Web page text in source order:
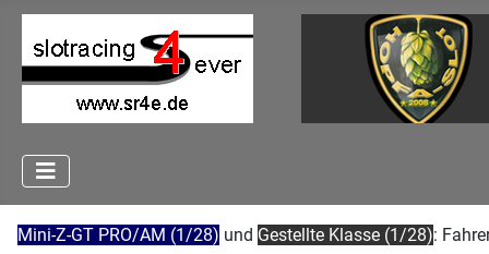
Mini-Z-GT PRO/AM (1/28) und Gestellte Klasse (1/28):